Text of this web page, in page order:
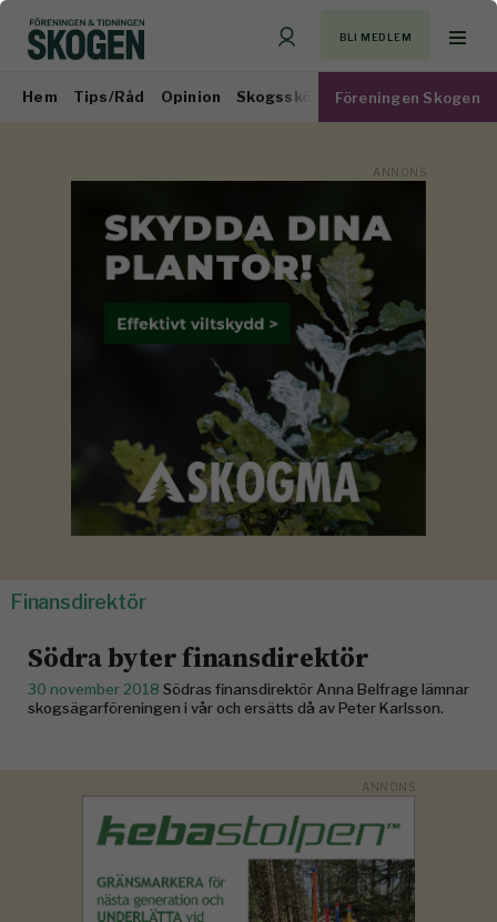
BLI MEDLEM
Hem Tips/Råd Opinion Skogsskötsel Virkesmarknad
Föreningen Skogen
Finansdirektör
Södra byter finansdirektör
30 november 2018 Södras finansdirektör Anna Belfrage lämnar
skogsägarföreningen i vår och ersätts då av Peter Karlsson.